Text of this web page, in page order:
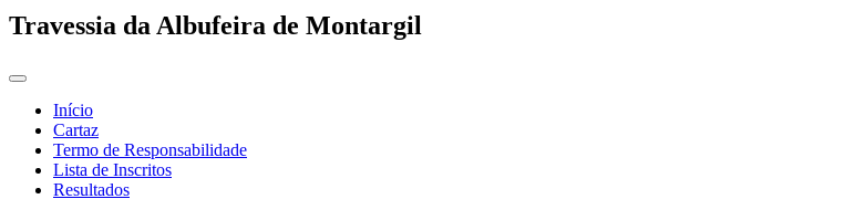
Travessia da Albufeira de Montargil
Início
Cartaz
Termo de Responsabilidade
Lista de Inscritos
Resultados